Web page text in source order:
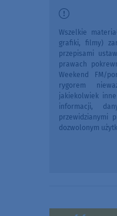
Wszelkie
grafiki, filmy)
przepisami
prawach
Weekend FM/
rygorem
jakiekolwiek
informacji,
przewidzianymi
dozwolonym